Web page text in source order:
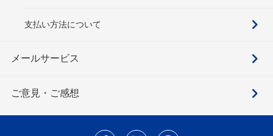
支払い方法について
メールサービス
ご意見・ご感想